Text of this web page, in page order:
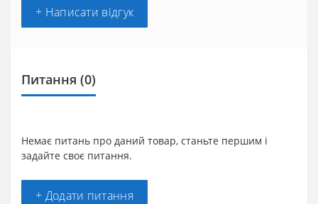
+ Написати відгук
Питання (0)
Немає питань про даний товар, станьте першим і
задайте своє питання.
+ Додати питання